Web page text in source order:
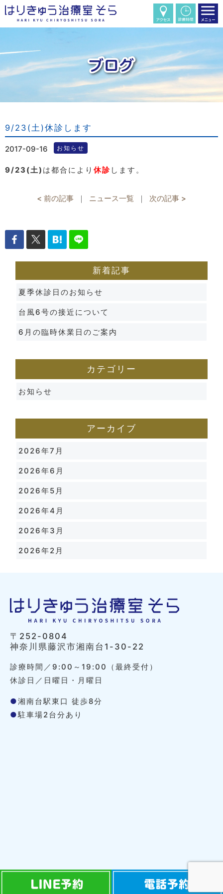
9/23(土)休診します
2017-09-16 お知らせ
9/23(土) は都合により 休診 します。
< 前の記事 ｜ ニュース一覧 ｜ 次の記事 >
新着記事
夏季休診日のお知らせ
台風6号の接近について
6月の臨時休業日のご案内
カテゴリー
お知らせ
アーカイブ
2026年7月
2026年6月
2026年5月
2026年4月
2026年3月
2026年2月
〒252-0804
神奈川県藤沢市湘南台1-30-22
診療時間／9:00～19:00（最終受付）
休診日／日曜日・月曜日
●湘南台駅東口 徒歩8分
●駐車場2台分あり
Copyright © Copyright © 治療室そら All Rights Reserved.